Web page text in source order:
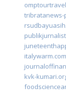
tribratanews-
italywarm.com
kvk-